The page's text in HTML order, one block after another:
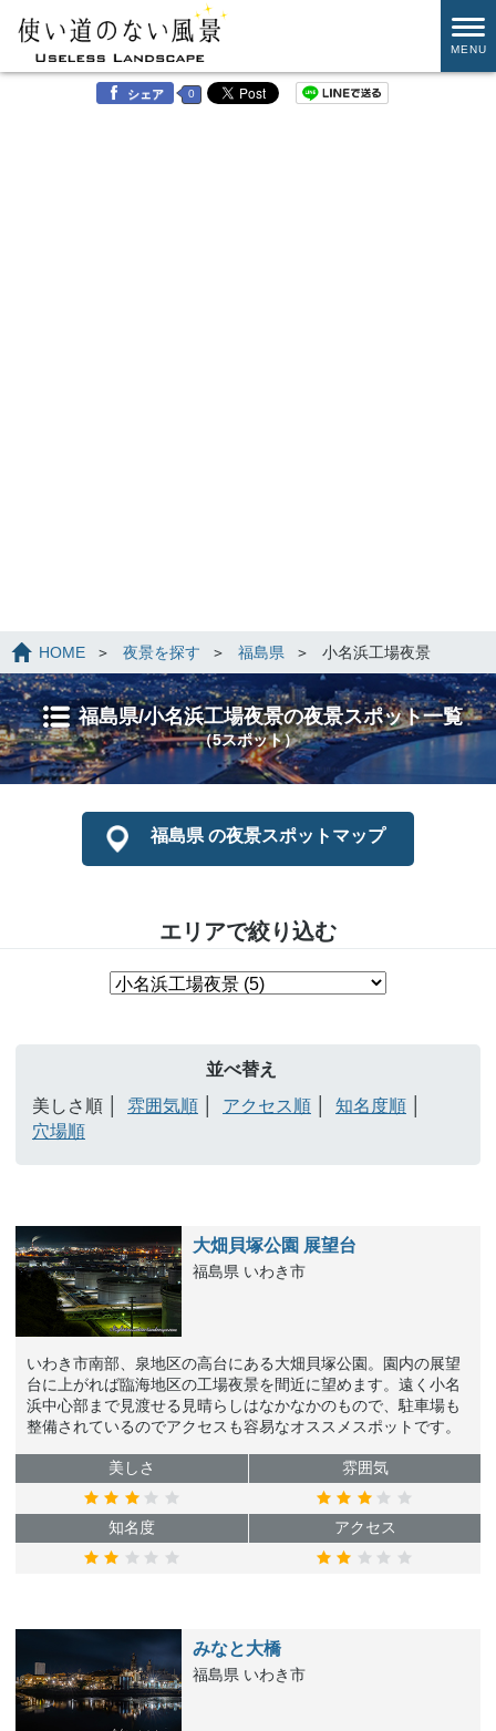
MENU
シェア 0
HOME 夜景を探す 福島県 小名浜工場夜景
福島県/小名浜工場夜景の夜景スポット一覧
（5スポット）
福島県 の夜景スポットマップ
エリアで絞り込む
並べ替え
美しさ順
雰囲気順 アクセス順
知名度順
穴場順
大畑貝塚公園 展望台
福島県 いわき市
いわき市南部、泉地区の高台にある大畑貝塚公園。園内の展望
台に上がれば臨海地区の工場夜景を間近に望めます。遠く小名
浜中心部まで見渡せる見晴らしはなかなかのもので、駐車場も
整備されているのでアクセスも容易なオススメスポットです。
美しさ 雰囲気
知名度 アクセス
みなと大橋
福島県 いわき市